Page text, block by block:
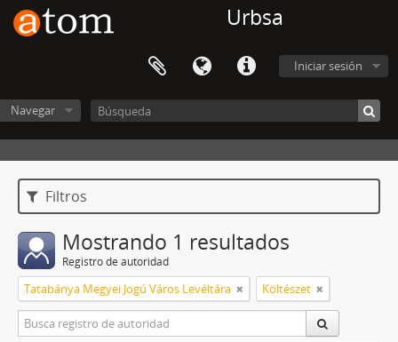
Urbsa
Iniciar sesión
Navegar
Filtros
Mostrando 1 resultados
Registro de autoridad
Tatabánya Megyei Jogú Város Levéltára Költészet